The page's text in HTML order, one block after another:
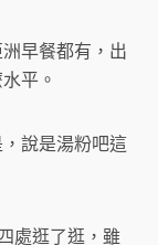
早餐都有，出
平。
說是湯粉吧這
處逛了逛，雖